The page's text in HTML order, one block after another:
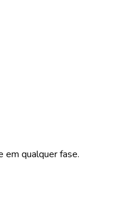
em qualquer fase.